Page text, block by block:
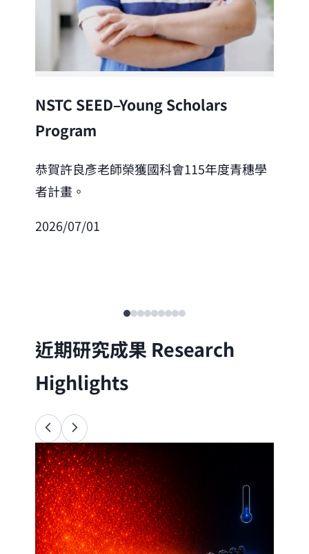
NSTC SEED–Young Scholars
Program
恭賀許良彥老師榮獲國科會115年度青穗學
者計畫。
2026/07/01
近期研究成果 Research
Highlights